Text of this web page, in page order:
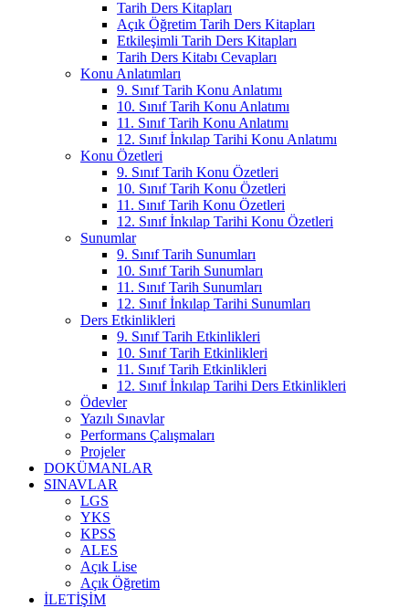
Tarih Ders Kitapları
Açık Öğretim Tarih Ders Kitapları
Etkileşimli Tarih Ders Kitapları
Tarih Ders Kitabı Cevapları
Konu Anlatımları
9. Sınıf Tarih Konu Anlatımı
10. Sınıf Tarih Konu Anlatımı
11. Sınıf Tarih Konu Anlatımı
12. Sınıf İnkılap Tarihi Konu Anlatımı
Konu Özetleri
9. Sınıf Tarih Konu Özetleri
10. Sınıf Tarih Konu Özetleri
11. Sınıf Tarih Konu Özetleri
12. Sınıf İnkılap Tarihi Konu Özetleri
Sunumlar
9. Sınıf Tarih Sunumları
10. Sınıf Tarih Sunumları
11. Sınıf Tarih Sunumları
12. Sınıf İnkılap Tarihi Sunumları
Ders Etkinlikleri
9. Sınıf Tarih Etkinlikleri
10. Sınıf Tarih Etkinlikleri
11. Sınıf Tarih Etkinlikleri
12. Sınıf İnkılap Tarihi Ders Etkinlikleri
Ödevler
Yazılı Sınavlar
Performans Çalışmaları
Projeler
DOKÜMANLAR
SINAVLAR
LGS
YKS
KPSS
ALES
Açık Lise
Açık Öğretim
İLETIŞIM